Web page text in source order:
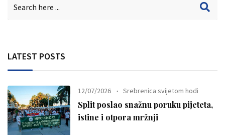
LATEST POSTS
12/07/2026 Srebrenica svijetom hodi
Split poslao snažnu poruku pijeteta,
istine i otpora mržnji